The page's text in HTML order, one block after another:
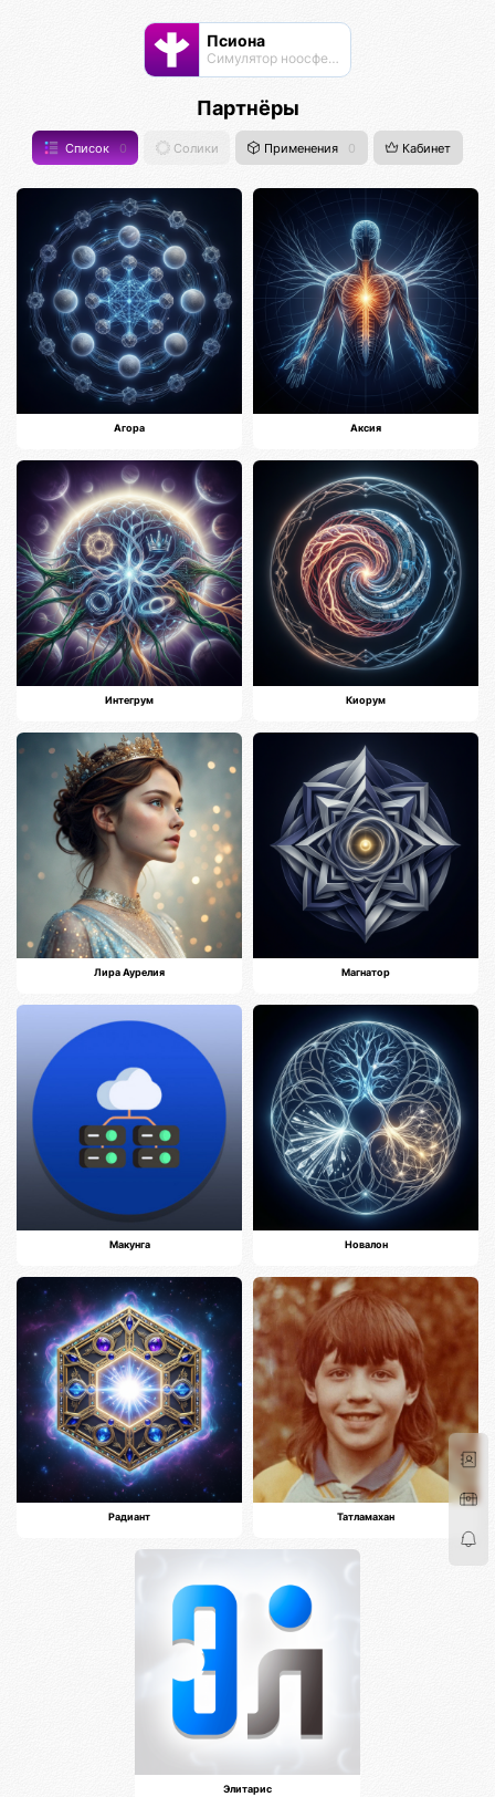
Псиона
Cимулятор ноосферы
Партнёры
Список 0 Солики Применения 0 Кабинет
Агора Аксия
Интегрум Киорум
Лира Аурелия Магнатор
Макунга Новалон
Радиант Татламахан
Элитарис